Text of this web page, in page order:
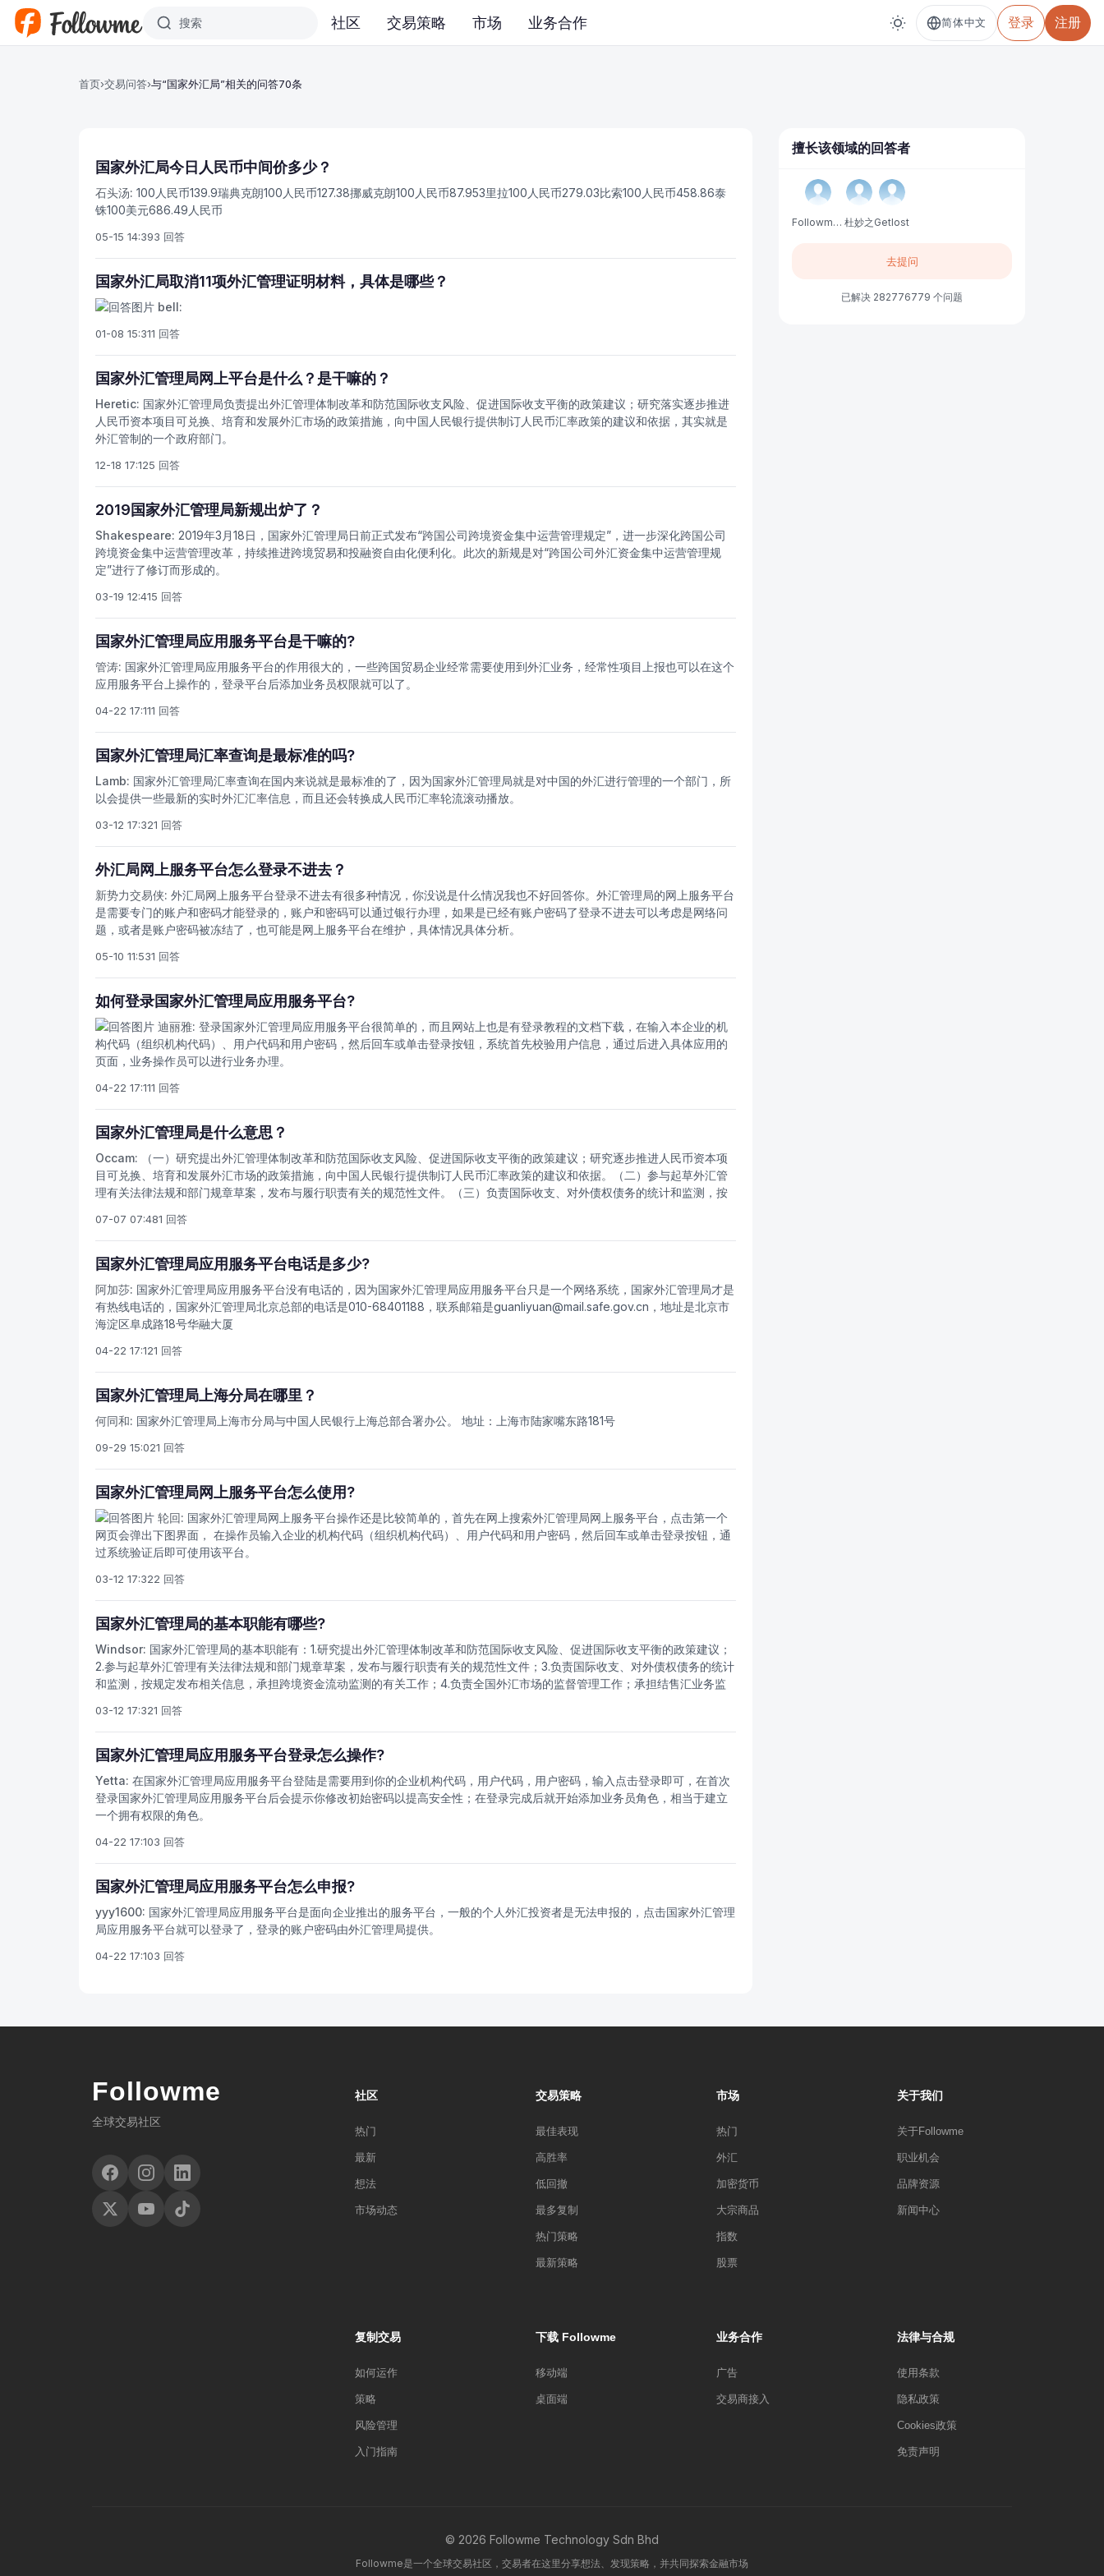
跳转到主要内容
社区 交易策略 市场 业务合作 简体中文 登录 注册
首页›交易问答›与“国家外汇局”相关的问答70条
国家外汇局今日人民币中间价多少？
石头汤: 100人民币139.9瑞典克朗100人民币127.38挪威克朗100人民币87.953里拉100人民币279.03比索100人民币458.86泰
铢100美元686.49人民币
05-15 14:393 回答
国家外汇局取消11项外汇管理证明材料，具体是哪些？
bell:
01-08 15:311 回答
国家外汇管理局网上平台是什么？是干嘛的？
Heretic: 国家外汇管理局负责提出外汇管理体制改革和防范国际收支风险、促进国际收支平衡的政策建议；研究落实逐步推进
人民币资本项目可兑换、培育和发展外汇市场的政策措施，向中国人民银行提供制订人民币汇率政策的建议和依据，其实就是
外汇管制的一个政府部门。
12-18 17:125 回答
2019国家外汇管理局新规出炉了？
Shakespeare: 2019年3月18日，国家外汇管理局日前正式发布“跨国公司跨境资金集中运营管理规定”，进一步深化跨国公司
跨境资金集中运营管理改革，持续推进跨境贸易和投融资自由化便利化。此次的新规是对“跨国公司外汇资金集中运营管理规
定”进行了修订而形成的。
03-19 12:415 回答
国家外汇管理局应用服务平台是干嘛的?
管涛: 国家外汇管理局应用服务平台的作用很大的，一些跨国贸易企业经常需要使用到外汇业务，经常性项目上报也可以在这个
应用服务平台上操作的，登录平台后添加业务员权限就可以了。
04-22 17:111 回答
国家外汇管理局汇率查询是最标准的吗?
Lamb: 国家外汇管理局汇率查询在国内来说就是最标准的了，因为国家外汇管理局就是对中国的外汇进行管理的一个部门，所
以会提供一些最新的实时外汇汇率信息，而且还会转换成人民币汇率轮流滚动播放。
03-12 17:321 回答
外汇局网上服务平台怎么登录不进去？
新势力交易侠: 外汇局网上服务平台登录不进去有很多种情况，你没说是什么情况我也不好回答你。外汇管理局的网上服务平台
是需要专门的账户和密码才能登录的，账户和密码可以通过银行办理，如果是已经有账户密码了登录不进去可以考虑是网络问
题，或者是账户密码被冻结了，也可能是网上服务平台在维护，具体情况具体分析。
05-10 11:531 回答
如何登录国家外汇管理局应用服务平台?
迪丽雅: 登录国家外汇管理局应用服务平台很简单的，而且网站上也是有登录教程的文档下载，在输入本企业的机
构代码（组织机构代码）、用户代码和用户密码，然后回车或单击登录按钮，系统首先校验用户信息，通过后进入具体应用的
页面，业务操作员可以进行业务办理。
04-22 17:111 回答
国家外汇管理局是什么意思？
Occam: （一）研究提出外汇管理体制改革和防范国际收支风险、促进国际收支平衡的政策建议；研究逐步推进人民币资本项
目可兑换、培育和发展外汇市场的政策措施，向中国人民银行提供制订人民币汇率政策的建议和依据。（二）参与起草外汇管
理有关法律法规和部门规章草案，发布与履行职责有关的规范性文件。（三）负责国际收支、对外债权债务的统计和监测，按
的责任；培育和发展外汇市场。（五）负责依法监督检查经常项目外汇收支的真实性、合法性；负责依法实施资本项目外汇管
理，并根据人民币资本项目可兑换进程不断完善管理工作；规范境内外外汇账户管理。（六）负责依法实施外汇监督检查，对
违反外汇管理的行为进行处罚。（七）承担国家外汇储备、黄金储备和其他外汇资产经营管理的责任。（八）拟订外汇管理信
国务院及中国人民银行交办的其他事宜。外汇管理历史沿革 改革开放前，我国实行严格外汇集中计划管理，国家对外贸和外汇
实行统一经营，外汇收支实行指令性计划管理。所有外汇收入必须售给国家，用汇实行计划分配；对外基本不举借外债，不接
受外国来华投资；人民币汇率仅作为核算工具。改革开放后，我国外汇管理体制根据经济社会发展和经济体制改革的根本要
求，沿着逐步缩小指令性计划、不断培育和增强市场机制在配置外汇资源中的基础性作用的方向转变。经过30多年的努力，初
07-07 07:481 回答
国家外汇管理局应用服务平台电话是多少?
阿加莎: 国家外汇管理局应用服务平台没有电话的，因为国家外汇管理局应用服务平台只是一个网络系统，国家外汇管理局才是
有热线电话的，国家外汇管理局北京总部的电话是010-68401188，联系邮箱是guanliyuan@mail.safe.gov.cn ，地址是北京市
海淀区阜成路18号华融大厦
04-22 17:121 回答
国家外汇管理局上海分局在哪里？
何同和: 国家外汇管理局上海市分局与中国人民银行上海总部合署办公。 地址：上海市陆家嘴东路181号
09-29 15:021 回答
国家外汇管理局网上服务平台怎么使用?
轮回: 国家外汇管理局网上服务平台操作还是比较简单的，首先在网上搜索外汇管理局网上服务平台，点击第一个
网页会弹出下图界面， 在操作员输入企业的机构代码（组织机构代码）、用户代码和用户密码，然后回车或单击登录按钮，通
过系统验证后即可使用该平台。
03-12 17:322 回答
国家外汇管理局的基本职能有哪些?
Windsor: 国家外汇管理局的基本职能有：1.研究提出外汇管理体制改革和防范国际收支风险、促进国际收支平衡的政策建议；
2.参与起草外汇管理有关法律法规和部门规章草案，发布与履行职责有关的规范性文件；3.负责国际收支、对外债权债务的统计
和监测，按规定发布相关信息，承担跨境资金流动监测的有关工作；4.负责全国外汇市场的监督管理工作；承担结售汇业务监
管理的责任；7.参与有关国际金融活动；8.承办国务院及中国人民银行交办的其他事宜。
03-12 17:321 回答
国家外汇管理局应用服务平台登录怎么操作?
Yetta: 在国家外汇管理局应用服务平台登陆是需要用到你的企业机构代码，用户代码，用户密码，输入点击登录即可，在首次
登录国家外汇管理局应用服务平台后会提示你修改初始密码以提高安全性；在登录完成后就开始添加业务员角色，相当于建立
一个拥有权限的角色。
04-22 17:103 回答
国家外汇管理局应用服务平台怎么申报?
yyy1600: 国家外汇管理局应用服务平台是面向企业推出的服务平台，一般的个人外汇投资者是无法申报的，点击国家外汇管理
局应用服务平台就可以登录了，登录的账户密码由外汇管理局提供。
04-22 17:103 回答
擅长该领域的回答者
Followme中文服务 杜妙之 Getlost
去提问
已解决 282776779 个问题
Followme
全球交易社区
社区
热门
最新
想法
市场动态
交易策略
最佳表现
高胜率
低回撤
最多复制
热门策略
最新策略
市场
热门
外汇
加密货币
大宗商品
指数
股票
关于我们
关于Followme
职业机会
品牌资源
新闻中心
复制交易
如何运作
策略
风险管理
入门指南
下载 Followme
移动端
桌面端
业务合作
广告
交易商接入
法律与合规
使用条款
隐私政策
Cookies政策
免责声明
© 2026 Followme Technology Sdn Bhd
Followme是一个全球交易社区，交易者在这里分享想法、发现策略，并共同探索金融市场